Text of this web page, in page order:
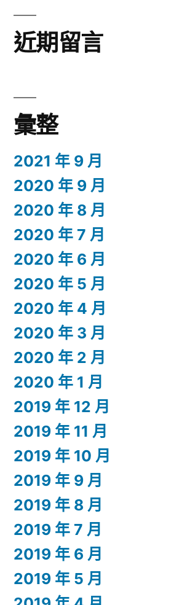
近期留言
彙整
2021 年 9 月
2020 年 9 月
2020 年 8 月
2020 年 7 月
2020 年 6 月
2020 年 5 月
2020 年 4 月
2020 年 3 月
2020 年 2 月
2020 年 1 月
2019 年 12 月
2019 年 11 月
2019 年 10 月
2019 年 9 月
2019 年 8 月
2019 年 7 月
2019 年 6 月
2019 年 5 月